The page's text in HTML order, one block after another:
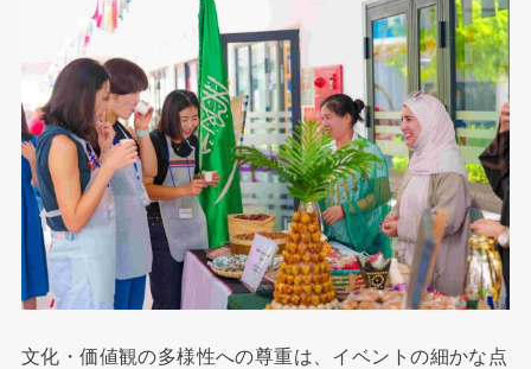
文化・価値観の多様性への尊重は、イベントの細かな点